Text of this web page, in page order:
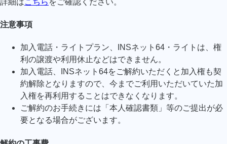
詳細はこちら をご確認ください。
注意事項
加入電話・ライトプラン、INSネット64・ライトは、権
利の譲渡や利用休止などはできません。
加入電話、INSネット64をご解約いただくと加入権も契
約解除となりますので、今までご利用いただいていた加
入権を再利用することはできなくなります。
ご解約のお手続きには「本人確認書類」等のご提出が必
要となる場合がございます。